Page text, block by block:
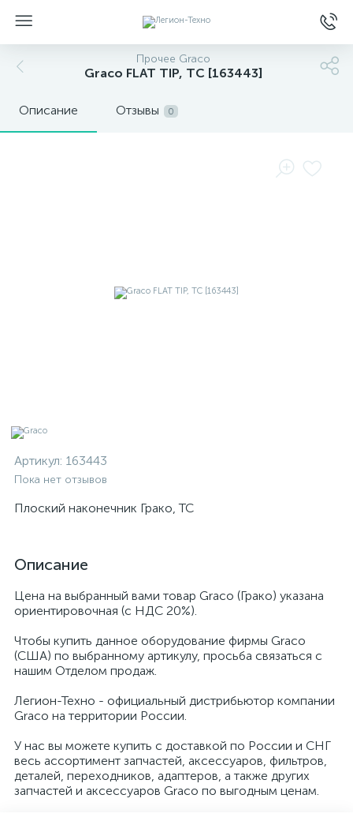
Прочее Graco
Graco FLAT TIP, TC [163443]
Описание Отзывы 0
Артикул: 163443
Пока нет отзывов
Плоский наконечник Грако, TC
Описание
Цена на выбранный вами товар Graco (Грако) указана
ориентировочная (с НДС 20%).
Чтобы купить данное оборудование фирмы Graco
(США) по выбранному артикулу, просьба связаться с
нашим Отделом продаж.
Легион-Техно - официальный дистрибьютор компании
Graco на территории России.
У нас вы можете купить с доставкой по России и СНГ
весь ассортимент запчастей, аксессуаров, фильтров,
деталей, переходников, адаптеров, а также других
запчастей и аксессуаров Graco по выгодным ценам.